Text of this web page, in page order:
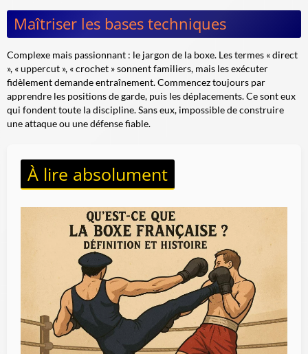
Maîtriser les bases techniques
Complexe mais passionnant : le jargon de la boxe. Les termes « direct
», « uppercut », « crochet » sonnent familiers, mais les exécuter
fidèlement demande entraînement.Commencez toujours par
apprendre les positions de garde, puis les déplacements. Ce sont eux
qui fondent toute la discipline. Sans eux, impossible de construire
une attaque ou une défense fiable.
À lire absolument